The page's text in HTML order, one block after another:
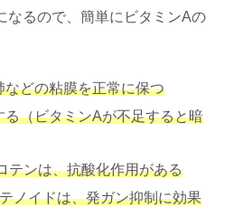
なるので、簡単にビタミンAの
どの粘膜を正常に保つ
（ビタミンAが不足すると暗
テンは、抗酸化作用がある
ノイドは、発ガン抑制に効果